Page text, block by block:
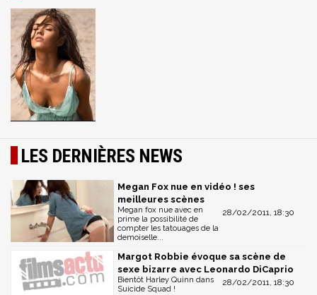
LES DERNIÈRES NEWS
Megan Fox nue en vidéo ! ses
meilleures scènes
28/02/2011, 18:30
Megan fox nue avec en
prime la possibilité de
compter les tatouages de la
demoiselle...
Margot Robbie évoque sa scène de
sexe bizarre avec Leonardo DiCaprio
28/02/2011, 18:30
Bientôt Harley Quinn dans
Suicide Squad !